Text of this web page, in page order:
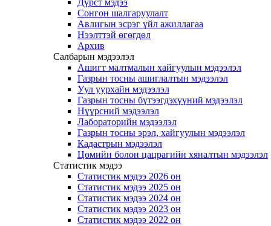
Дүрст мэдээ
Сонгон шалгаруулалт
Авлигын эсрэг үйл ажиллагаа
Нээлттэй өгөгдөл
Архив
Салбарын мэдээлэл
Ашигт малтмалын хайгуулын мэдээлэл
Газрын тосны ашиглалтын мэдээлэл
Уул уурхайн мэдээлэл
Газрын тосны бүтээгдэхүүний мэдээлэл
Нүүрсний мэдээлэл
Лабораторийн мэдээлэл
Газрын тосны эрэл, хайгуулын мэдээлэл
Кадастрын мэдээлэл
Цөмийн болон цацрагийн хяналтын мэдээлэл
Статистик мэдээ
Статистик мэдээ 2026 он
Статистик мэдээ 2025 он
Статистик мэдээ 2024 он
Статистик мэдээ 2023 он
Статистик мэдээ 2022 он